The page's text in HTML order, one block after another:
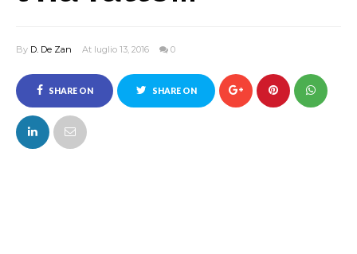
By D. De Zan At luglio 13, 2016 0
SHARE ON
FACEBOOK
SHARE ON